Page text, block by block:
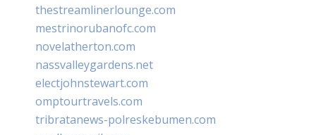
thestreamlinerlounge.com
mestrinorubanofc.com
novelatherton.com
nassvalleygardens.net
electjohnstewart.com
omptourtravels.com
tribratanews-polreskebumen.com